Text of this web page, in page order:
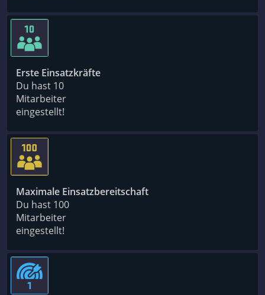
Erste Einsatzkräfte
Du hast 10
Mitarbeiter
eingestellt!
Maximale Einsatzbereitschaft
Du hast 100
Mitarbeiter
eingestellt!